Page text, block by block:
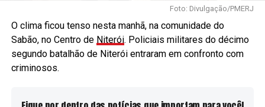
Foto: Divulgação/PMERJ
O clima ficou tenso nesta manhã, na comunidade do
Sabão, no Centro de Niterói. Policiais militares do décimo
segundo batalhão de Niterói entraram em confronto com
criminosos.